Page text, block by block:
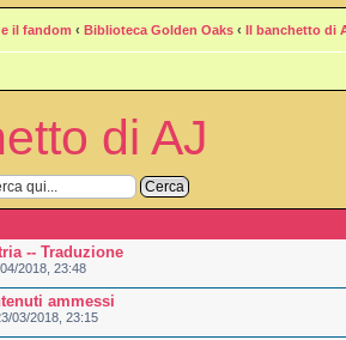
il fandom ‹ Biblioteca Golden Oaks ‹ Il banchetto di
di AJ
-- Traduzione
2018, 23:48
ammessi
03/2018, 23:15